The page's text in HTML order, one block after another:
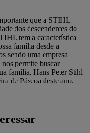
que a STIHL
dos descendentes do
tem a característica
família desde a
sendo uma empresa
permite buscar
família, Hans Peter Stihl
de Páscoa deste ano.